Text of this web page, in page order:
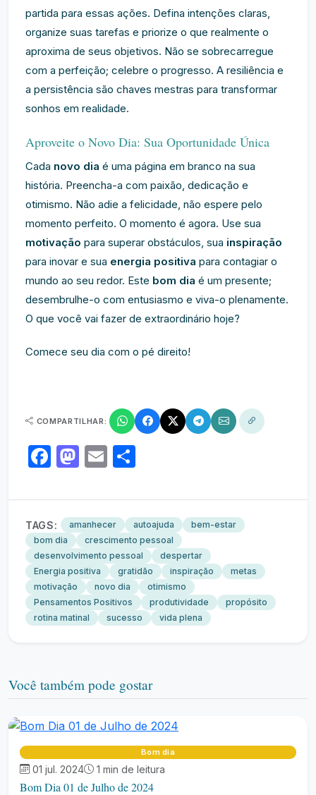
partida para essas ações. Defina intenções claras,
organize suas tarefas e priorize o que realmente o
aproxima de seus objetivos. Não se sobrecarregue
com a perfeição; celebre o progresso. A resiliência e
a persistência são chaves mestras para transformar
sonhos em realidade.
Aproveite o Novo Dia: Sua Oportunidade Única
Cada novo dia é uma página em branco na sua
história. Preencha-a com paixão, dedicação e
otimismo. Não adie a felicidade, não espere pelo
momento perfeito. O momento é agora. Use sua
motivação para superar obstáculos, sua inspiração
para inovar e sua energia positiva para contagiar o
mundo ao seu redor. Este bom dia é um presente;
desembrulhe-o com entusiasmo e viva-o plenamente.
O que você vai fazer de extraordinário hoje?
Comece seu dia com o pé direito!
COMPARTILHAR:
Facebook
Mastodon
Email
TAGS: amanhecer autoajuda
bem-estar
bom dia
crescimento pessoal
desenvolvimento pessoal
despertar
Energia positiva
gratidão inspiração
metas
motivação
novo dia
otimismo
Pensamentos Positivos
produtividade
propósito
rotina matinal
sucesso vida plena
Você também pode gostar
Bom dia
01 jul. 2024 1 min de leitura
Bom Dia 01 de Julho de 2024